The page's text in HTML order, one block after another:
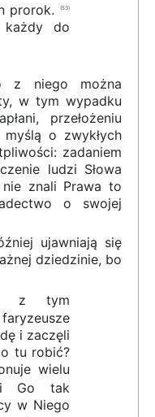
prorok.
(53)
do
z niego można
w tym wypadku
przełożeniu
o zwykłych
zadaniem
ludzi Słowa
znali Prawa to
o swojej
ujawniają się
dziedzinie, bo
z tym
i zaczęli
tu robić?
wielu
Go tak
w Niego